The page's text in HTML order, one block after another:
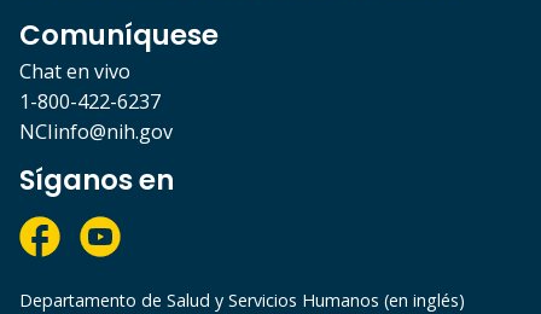
Comuníquese
Chat en vivo
1-800-422-6237
NCIinfo@nih.gov
Síganos en
Departamento de Salud y Servicios Humanos (en inglés)